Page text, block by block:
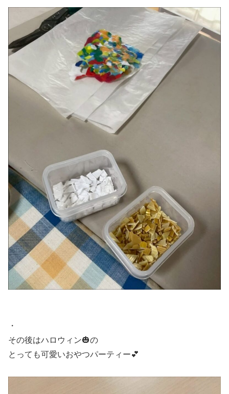
・
その後はハロウィン🎃の
とっても可愛いおやつパーティー💕